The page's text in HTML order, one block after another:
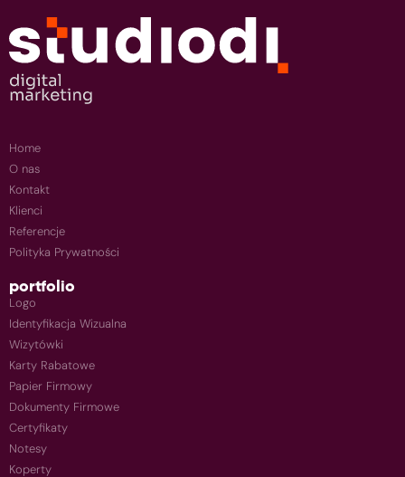
Home
O nas
Kontakt
Klienci
Referencje
Polityka Prywatności
portfolio
Logo
Identyfikacja Wizualna
Wizytówki
Karty Rabatowe
Papier Firmowy
Dokumenty Firmowe
Certyfikaty
Notesy
Koperty